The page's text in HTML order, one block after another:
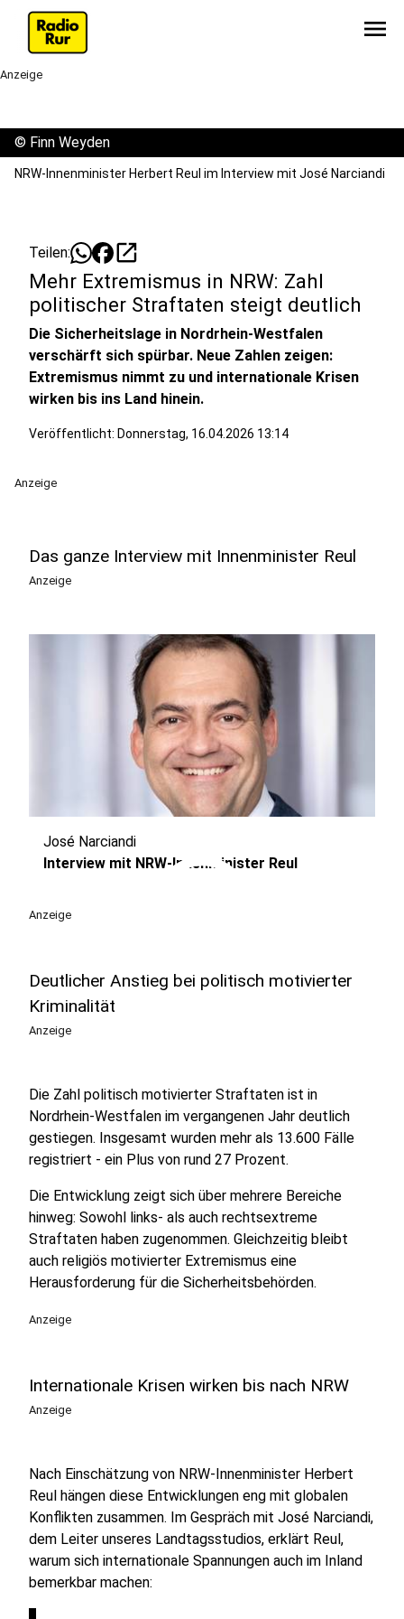
menu
Anzeige
© Finn Weyden
NRW-Innenminister Herbert Reul im Interview mit José Narciandi
Teilen: open_in_new
Mehr Extremismus in NRW: Zahl
politischer Straftaten steigt deutlich
Die Sicherheitslage in Nordrhein-Westfalen
verschärft sich spürbar. Neue Zahlen zeigen:
Extremismus nimmt zu und internationale Krisen
wirken bis ins Land hinein.
Veröffentlicht: Donnerstag, 16.04.2026 13:14
Anzeige
Das ganze Interview mit Innenminister Reul
Anzeige
play_circle
José Narciandi
Interview mit NRW-Innenminister Reul
Anzeige
Deutlicher Anstieg bei politisch motivierter
Kriminalität
Anzeige
Die Zahl politisch motivierter Straftaten ist in
Nordrhein-Westfalen im vergangenen Jahr deutlich
gestiegen. Insgesamt wurden mehr als 13.600 Fälle
registriert - ein Plus von rund 27 Prozent.
Die Entwicklung zeigt sich über mehrere Bereiche
hinweg: Sowohl links- als auch rechtsextreme
Straftaten haben zugenommen. Gleichzeitig bleibt
auch religiös motivierter Extremismus eine
Herausforderung für die Sicherheitsbehörden.
Anzeige
Internationale Krisen wirken bis nach NRW
Anzeige
Nach Einschätzung von NRW-Innenminister Herbert
Reul hängen diese Entwicklungen eng mit globalen
Konflikten zusammen. Im Gespräch mit José Narciandi,
dem Leiter unseres Landtagsstudios, erklärt Reul,
warum sich internationale Spannungen auch im Inland
bemerkbar machen: